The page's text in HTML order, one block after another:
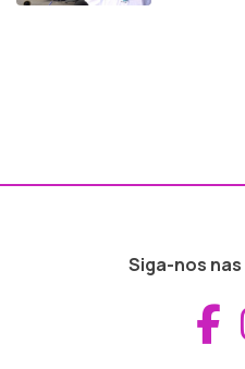
Siga-nos